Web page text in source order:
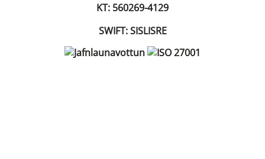
KT: 560269-4129
SWIFT: SISLISRE